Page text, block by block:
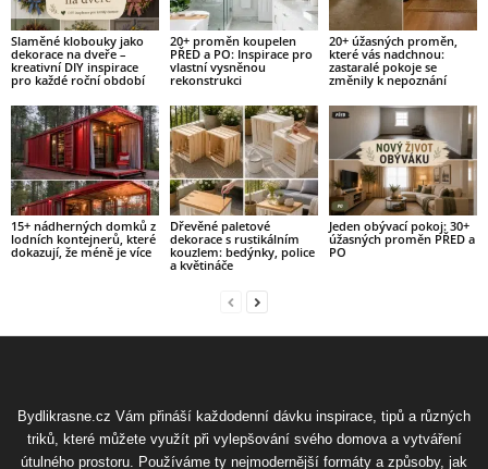
Slaměné klobouky jako
dekorace na dveře –
kreativní DIY inspirace
pro každé roční období
20+ proměn koupelen
PŘED a PO: Inspirace pro
vlastní vysněnou
rekonstrukci
20+ úžasných proměn,
které vás nadchnou:
zastaralé pokoje se
změnily k nepoznání
15+ nádherných domků z
lodních kontejnerů, které
dokazují, že méně je více
Dřevěné paletové
dekorace s rustikálním
kouzlem: bedýnky, police
a květináče
Jeden obývací pokoj: 30+
úžasných proměn PŘED a
PO
Bydlikrasne.cz Vám přináší každodenní dávku inspirace, tipů a různých
triků, které můžete využít při vylepšování svého domova a vytváření
útulného prostoru. Používáme ty nejmodernější formáty a způsoby, jak